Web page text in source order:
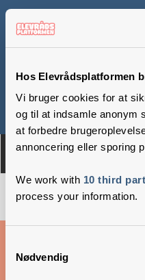
Hos Elevrådsplatformen
Vi bruger cookies for at
og til at indsamle anonym
at forbedre
annoncering eller sporing
We work with 10 third
process your information.
Nødvendig
Om Medlemmer